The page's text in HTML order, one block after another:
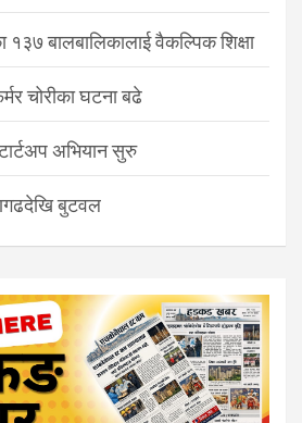
१३७ बालबालिकालाई वैकल्पिक शिक्षा
चोरीका घटना बढे
अभियान सुरु
बुटवल